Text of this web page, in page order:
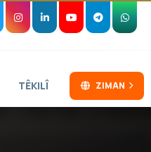
TÊKILÎ ZIMAN